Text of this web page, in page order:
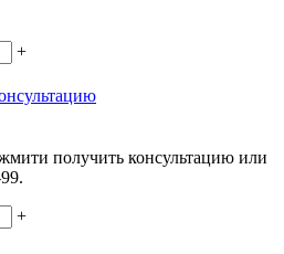
+
получить консультацию или
+